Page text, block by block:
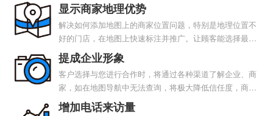
显示商家地理优势
解决如何添加地图上的商家位置问题，特别是地理位置不
好的门店，在地图上快速标注并推广。让顾客能选择最优
导航路线到店，为门店引流提升门店业绩
提成企业形象
客户选择与您进行合作时，将通过各种渠道了解企业、商
家，如在地图导航中无法查询，将极大降低信任度，商家
入驻地图对企业形象提升有巨大帮助！
增加电话来访量